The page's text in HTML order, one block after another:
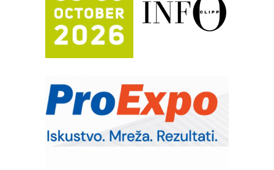
Trajna oznaka kao dugoročna korist
Bezbednost na prvom mestu!
IB BLUMENAUER - više od 40 godina
poverenja u industriji
– Pametna signalizacija za efikasnije
upravljanje mašinama
Sigurnije ispitivanje transformatora u
solarnim elektranama i vetroparkovima
Pranje točkova na gradilištu- standard